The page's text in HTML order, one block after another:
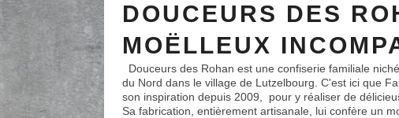
DOUCEURS DES
MOËLLEUX
Douceurs des Rohan est une confiserie familiale
du Nord dans le village de Lutzelbourg. C'est ici que
son inspiration depuis 2009, pour y réaliser de
Sa fabrication, entièrement artisanale, lui confère un